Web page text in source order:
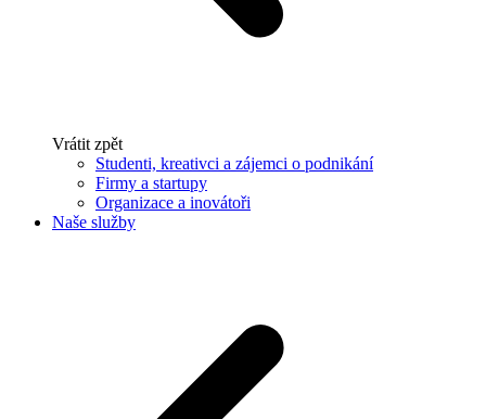
Vrátit zpět
Studenti, kreativci a zájemci o podnikání
Firmy a startupy
Organizace a inovátoři
Naše služby